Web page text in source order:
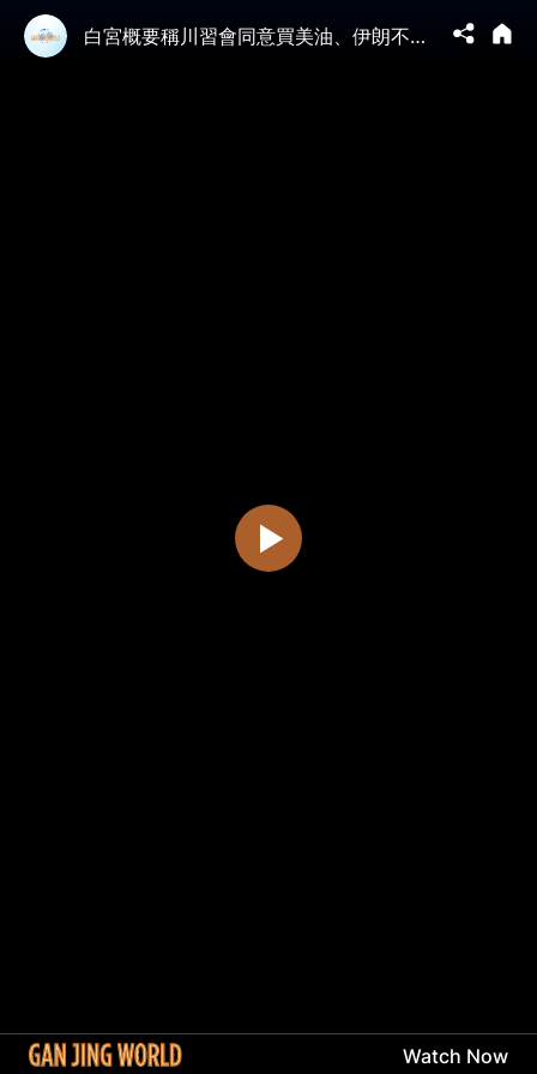
白宮概要稱川習會同意買美油、伊朗不能有核武 中共隻字未提｜萬斯留守白宮 川普訪中前留接班信備不測｜以色列：總理戰爭及間曾秘訪阿聯酋｜台灣故宮推《真假乾隆》特展｜國際新聞｜20260514(四)
Watch Now